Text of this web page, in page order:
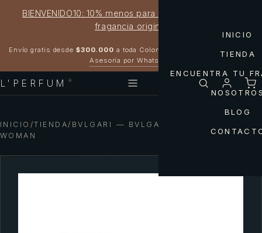
BIENVENIDO10: 10% menos para estrenar tu próxima
fragancia original
Envío gratis desde $300.000 a toda Colombia
Asesoría por WhatsApp
L'PERFUM ®
INICIO
TIENDA
ENCUENTRA TU
BLOG
INICIO /TIENDA/ BVLGARI — BVLGARI OMNIA PARAIBA
WOMAN